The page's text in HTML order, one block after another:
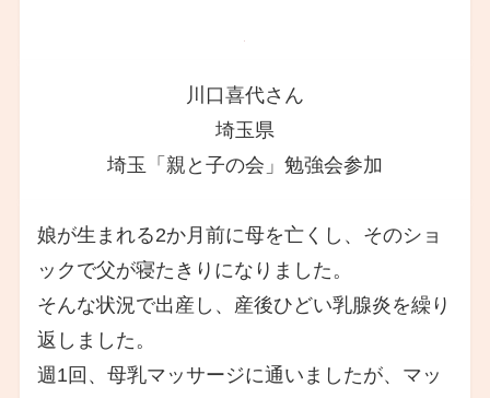
川口喜代さん
埼玉県
埼玉「親と子の会」勉強会参加
娘が生まれる2か月前に母を亡くし、そのショ
ックで父が寝たきりになりました。
そんな状況で出産し、産後ひどい乳腺炎を繰り
返しました。
週1回、母乳マッサージに通いましたが、マッ